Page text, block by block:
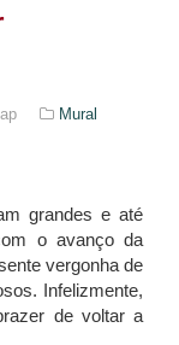
Mural
grandes e até
o avanço da
vergonha de
Infelizmente,
de voltar a